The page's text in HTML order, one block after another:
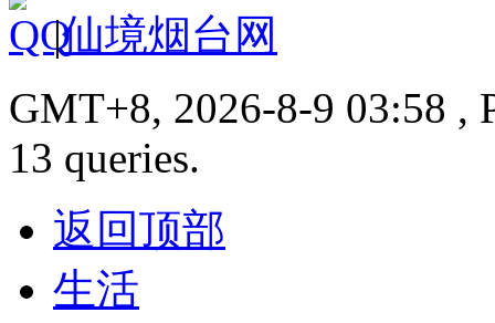
|仙境烟台网
GMT+8, 2026-8-9 03:58 ,
13 queries.
返回顶部
生活